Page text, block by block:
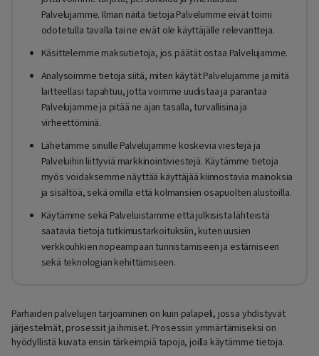
Palvelujamme. Ilman näitä tietoja Palvelumme eivät toimi
odotetulla tavalla tai ne eivät ole käyttäjälle relevantteja.
Käsittelemme maksutietoja, jos päätät ostaa Palvelujamme.
Analysoimme tietoja siitä, miten käytät Palvelujamme ja mitä
laitteellasi tapahtuu, jotta voimme uudistaa ja parantaa
Palvelujamme ja pitää ne ajan tasalla, turvallisina ja
virheettöminä.
Lähetämme sinulle Palvelujamme koskevia viestejä ja
Palveluihin liittyviä markkinointiviestejä. Käytämme tietoja
myös voidaksemme näyttää käyttäjää kiinnostavia mainoksia
ja sisältöä, sekä omilla että kolmansien osapuolten alustoilla.
Käytämme sekä Palveluistamme että julkisista lähteistä
saatavia tietoja tutkimustarkoituksiin, kuten uusien
verkkouhkien nopeampaan tunnistamiseen ja estämiseen
sekä teknologian kehittämiseen.
Parhaiden palvelujen tarjoaminen on kuin palapeli, jossa yhdistyvät
järjestelmät, prosessit ja ihmiset. Prosessin ymmärtämiseksi on
hyödyllistä kuvata ensin tärkeimpiä tapoja, joilla käytämme tietoja.